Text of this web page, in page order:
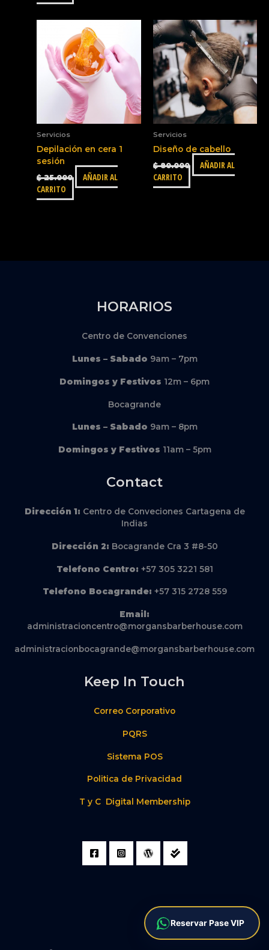
Servicios
Depilación en cera 1
sesión
$25.000
AÑADIR AL
CARRITO
Servicios
Diseño de cabello
$80.000
AÑADIR AL
CARRITO
HORARIOS
Centro de Convenciones
Lunes – Sabado 9am – 7pm
Domingos y Festivos 12m – 6pm
Bocagrande
Lunes – Sabado 9am – 8pm
Domingos y Festivos 11am – 5pm
Contact
Dirección 1: Centro de Conveciones Cartagena de
Indias
Dirección 2: Bocagrande Cra 3 #8-50
Telefono Centro: +57 305 3221 581
Telefono Bocagrande: +57 315 2728 559
Email:
administracioncentro@morgansbarberhouse.com
administracionbocagrande@morgansbarberhouse.com
Keep In Touch
Correo Corporativo
PQRS
Sistema POS
Politica de Privacidad
T y C Digital Membership
Reservar Pase VIP